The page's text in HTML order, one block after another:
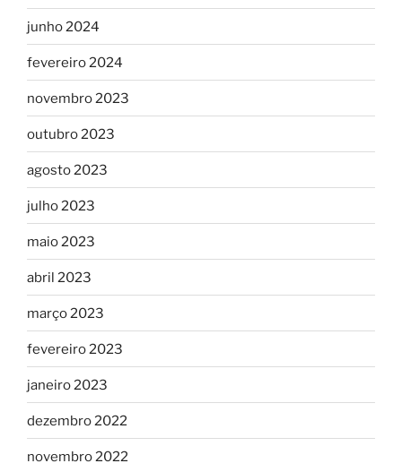
junho 2024
fevereiro 2024
novembro 2023
outubro 2023
agosto 2023
julho 2023
maio 2023
abril 2023
março 2023
fevereiro 2023
janeiro 2023
dezembro 2022
novembro 2022